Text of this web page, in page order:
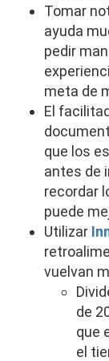
Tomar
ayuda
pedir
meta de
El
que los
antes de
recordar
puede
Utilizar
vuelvan
de
que
el